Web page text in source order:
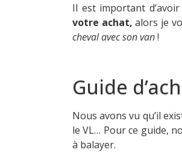
Il est important d’avoir
votre achat, alors je
cheval avec son van!
Guide
Nous avons vu qu’il
le VL… Pour ce guide,
à balayer.